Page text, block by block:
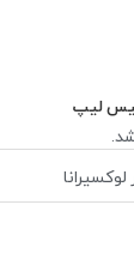
لیپ